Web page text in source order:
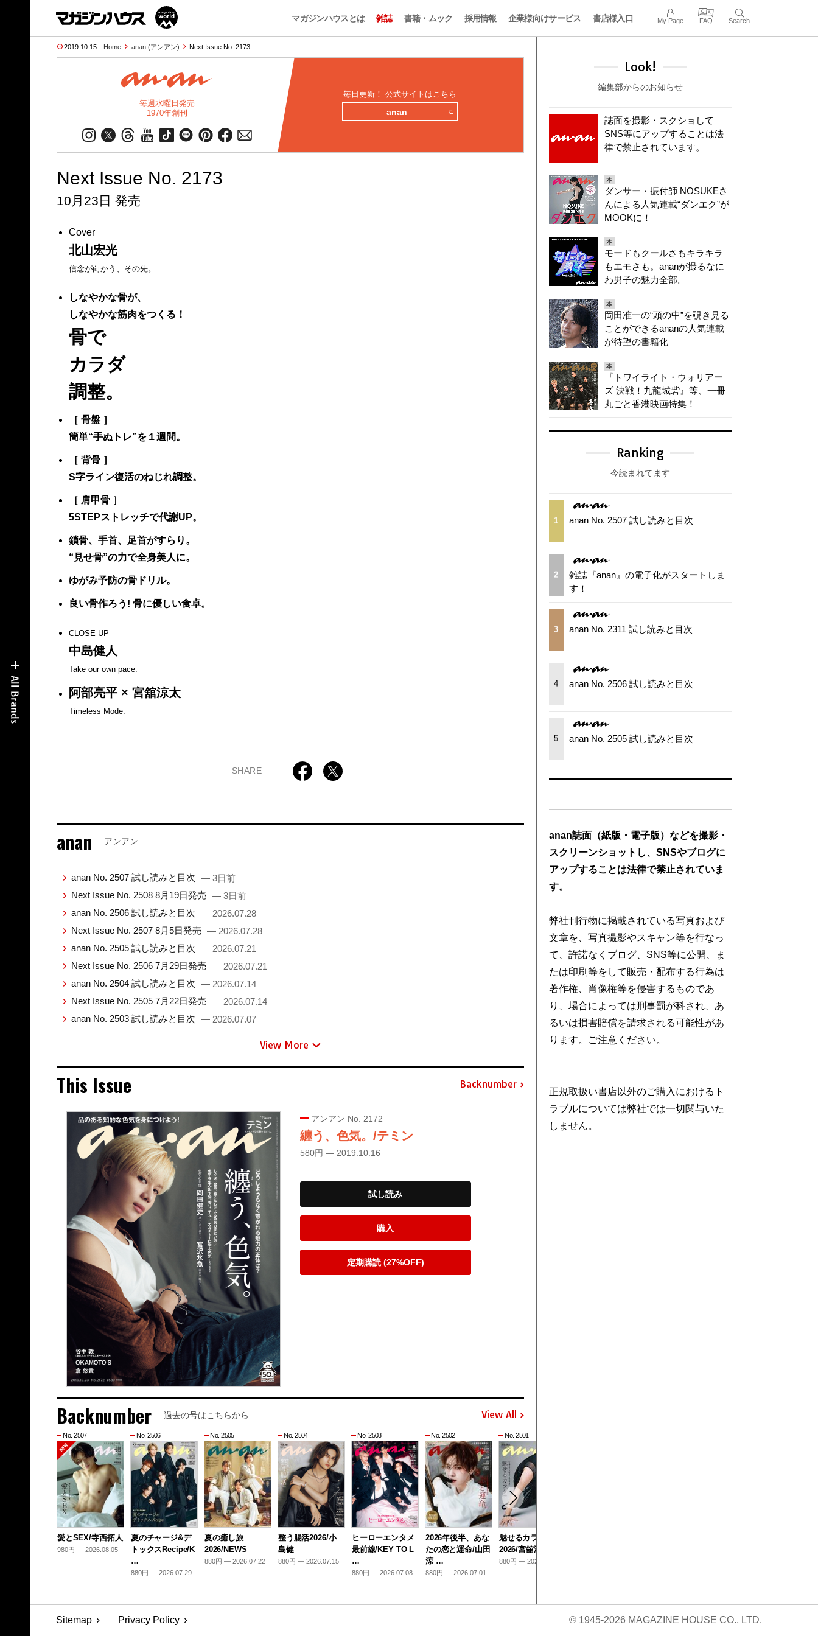
マガジンハウスとは 雑誌 書籍・ムック 採用情報 企業様向けサービス 書店様入口 My Page FAQ Search
2019.10.15 Home anan (アンアン) Next Issue No. 2173 …
毎週水曜日発売
1970年創刊
毎日更新！ 公式サイトはこちら
anan
Next Issue No. 2173
10月23日 発売
Cover
北山宏光
信念が向かう、その先。
しなやかな骨が、
しなやかな筋肉をつくる！
骨で
カラダ
調整。
［ 骨盤 ］
簡単“手ぬトレ”を１週間。
［ 背骨 ］
S字ライン復活のねじれ調整。
［ 肩甲骨 ］
5STEPストレッチで代謝UP。
鎖骨、手首、足首がすらり。
“見せ骨”の力で全身美人に。
ゆがみ予防の骨ドリル。
良い骨作ろう! 骨に優しい食卓。
CLOSE UP
中島健人
Take our own pace.
阿部亮平 × 宮舘涼太
Timeless Mode.
SHARE
anan アンアン
anan No. 2507 試し読みと目次 — 3日前
Next Issue No. 2508 8月19日発売 — 3日前
anan No. 2506 試し読みと目次 — 2026.07.28
Next Issue No. 2507 8月5日発売 — 2026.07.28
anan No. 2505 試し読みと目次 — 2026.07.21
Next Issue No. 2506 7月29日発売 — 2026.07.21
anan No. 2504 試し読みと目次 — 2026.07.14
Next Issue No. 2505 7月22日発売 — 2026.07.14
anan No. 2503 試し読みと目次 — 2026.07.07
View More
This Issue Backnumber
アンアン No. 2172
纏う、色気。/テミン
580円 — 2019.10.16
試し読み
購入
定期購読 (27%OFF)
Backnumber 過去の号はこちらから View All
No. 2507
愛とSEX/寺西拓人
980円 — 2026.08.05
No. 2506
夏のチャージ&デ
トックスRecipe/K
…
880円 — 2026.07.29
No. 2505
夏の癒し旅
2026/NEWS
880円 — 2026.07.22
No. 2504
整う腸活2026/小
島健
880円 — 2026.07.15
No. 2503
ヒーローエンタメ
最前線/KEY TO L
…
880円 — 2026.07.08
No. 2502
2026年後半、あな
たの恋と運命/山田
涼 …
880円 — 2026.07.01
No. 2501
魅せるカラダ
2026/宮舘涼太
880円 — 2026.06.24
Look!
編集部からのお知らせ
誌面を撮影・スクショして
SNS等にアップすることは法
律で禁止されています。
本
ダンサー・振付師 NOSUKEさ
んによる人気連載“ダンエク”が
MOOKに！
本
モードもクールさもキラキラ
もエモさも。ananが撮るなに
わ男子の魅力全部。
本
岡田准一の“頭の中”を覗き見る
ことができるananの人気連載
が待望の書籍化
本
『トワイライト・ウォリアー
ズ 決戦！九龍城砦』等、一冊
丸ごと香港映画特集！
Ranking
今読まれてます
1 anan No. 2507 試し読みと目次
2
雑誌『anan』の電子化がスタートしま
す！
3 anan No. 2311 試し読みと目次
4 anan No. 2506 試し読みと目次
5 anan No. 2505 試し読みと目次
anan誌面（紙版・電子版）などを撮影・
スクリーンショットし、SNSやブログに
アップすることは法律で禁止されていま
す。
弊社刊行物に掲載されている写真および
文章を、写真撮影やスキャン等を行なっ
て、許諾なくブログ、SNS等に公開、ま
たは印刷等をして販売・配布する行為は
著作権、肖像権等を侵害するものであ
り、場合によっては刑事罰が科され、あ
るいは損害賠償を請求される可能性があ
ります。ご注意ください。
正規取扱い書店以外のご購入におけるト
ラブルについては弊社では一切関与いた
しません。
Sitemap Privacy Policy © 1945-2026 MAGAZINE HOUSE CO., LTD.